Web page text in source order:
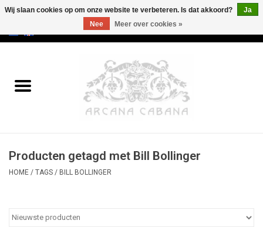
Oud & Zeldzaam
Erotica
Categorieën
Producten getagd met Bill Bollinger
HOME / TAGS / BILL BOLLINGER
Wij slaan cookies op om onze website te verbeteren. Is dat akkoord?
Ja
Nee
Meer over cookies »